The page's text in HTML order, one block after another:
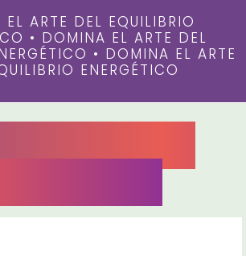
ARTE DEL EQUILIBRIO
• DOMINA EL ARTE DEL
• DOMINA EL ARTE
ENERGÉTICO
incluye el